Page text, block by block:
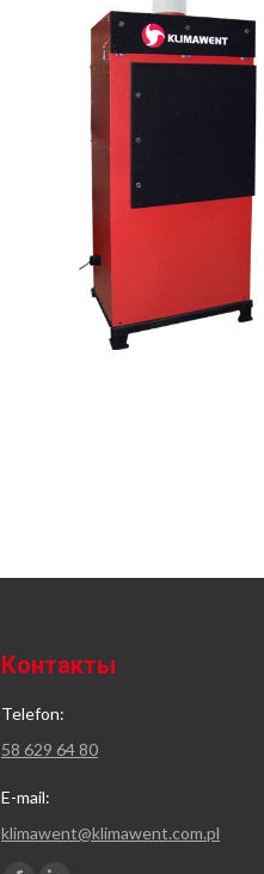
Контакты
Telefon:
58 629 64 80
E-mail:
klimawent@klimawent.com.pl